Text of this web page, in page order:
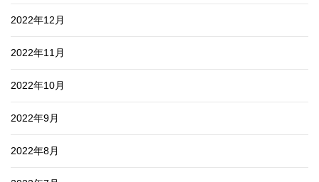
2022年12月
2022年11月
2022年10月
2022年9月
2022年8月